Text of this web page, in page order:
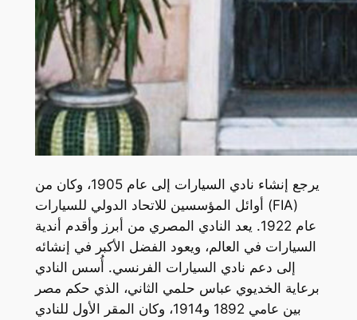
يرجع إنشاء نادي السيارات إلى عام 1905، وكان من
أوائل المؤسسين للاتحاد الدولي للسيارات (FIA)
عام 1922. يعد النادي المصري من أبرز وأقدم أندية
السيارات في العالم، ويعود الفضل الأكبر في إنشائه
إلى دعم نادي السيارات الفرنسي. أُسس النادي
برعاية الخديوي عباس حلمي الثاني، الذي حكم مصر
بين عامي 1892 و1914، وكان المقر الأول للنادي